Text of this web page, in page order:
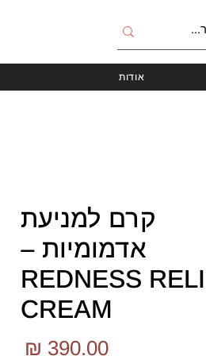
אודות
קרם למניעת
אדמומיות –
REDNESS
CREAM